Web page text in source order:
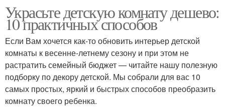
Украсьте детскую комнату дешево:
10 практичных способов
Если Вам хочется как-то обновить интерьер детской
комнаты к весенне-летнему сезону и при этом не
растратить семейный бюджет — читайте нашу полезную
подборку по декору детской. Мы собрали для вас 10
самых простых, яркий и быстрых способов преобразить
комнату своего ребенка.